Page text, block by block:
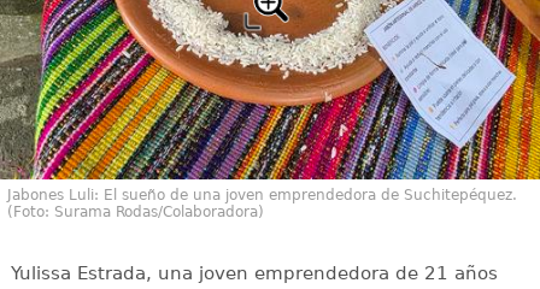
Jabones Luli: El sueño de una joven emprendedora de Suchitepéquez.
(Foto: Surama Rodas/Colaboradora)
Yulissa Estrada, una joven emprendedora de 21 años